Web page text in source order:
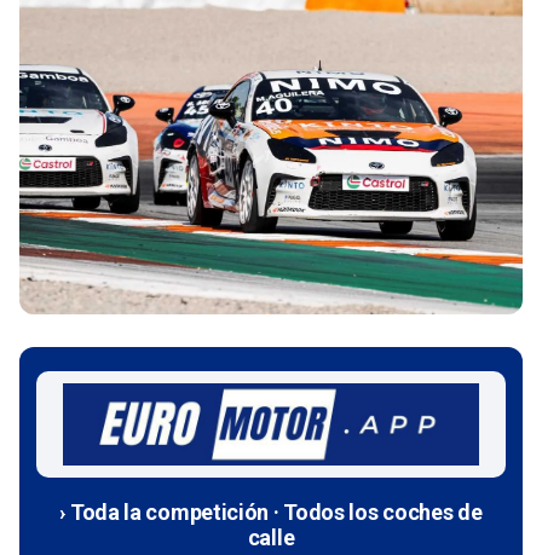
› Toda la competición · Todos los coches de
calle